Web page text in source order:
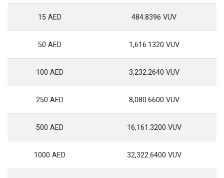
15 AED 484.8396 VUV
50 AED 1,616.1320 VUV
100 AED 3,232.2640 VUV
250 AED 8,080.6600 VUV
500 AED 16,161.3200 VUV
1000 AED 32,322.6400 VUV